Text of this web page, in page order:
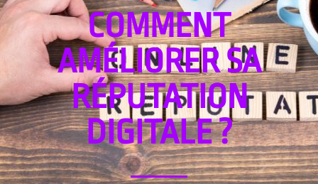
COMMENT
AMÉLIORER SA
RÉPUTATION
DIGITALE ?